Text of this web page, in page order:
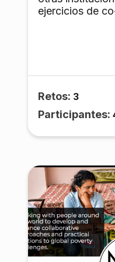
docente con
ejercicios de
Retos: 3
Participantes: